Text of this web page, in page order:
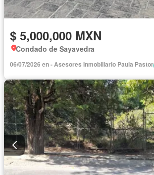
$ 5,000,000 MXN
Condado de Sayavedra
06/07/2026 en - Asesores Inmobiliario Paula Pastor